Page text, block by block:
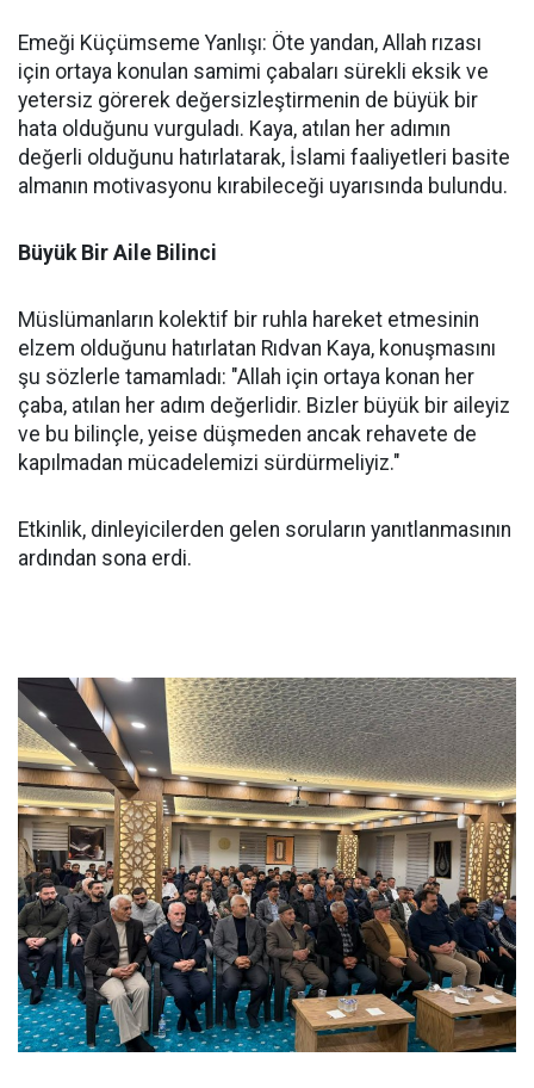
Emeği Küçümseme Yanlışı: Öte yandan, Allah rızası
için ortaya konulan samimi çabaları sürekli eksik ve
yetersiz görerek değersizleştirmenin de büyük bir
hata olduğunu vurguladı. Kaya, atılan her adımın
değerli olduğunu hatırlatarak, İslami faaliyetleri basite
almanın motivasyonu kırabileceği uyarısında bulundu.
Büyük Bir Aile Bilinci
Müslümanların kolektif bir ruhla hareket etmesinin
elzem olduğunu hatırlatan Rıdvan Kaya, konuşmasını
şu sözlerle tamamladı: "Allah için ortaya konan her
çaba, atılan her adım değerlidir. Bizler büyük bir aileyiz
ve bu bilinçle, yeise düşmeden ancak rehavete de
kapılmadan mücadelemizi sürdürmeliyiz."
Etkinlik, dinleyicilerden gelen soruların yanıtlanmasının
ardından sona erdi.